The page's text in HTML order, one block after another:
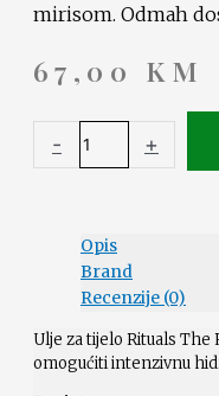
mirisom. Odmah
67,00 KM
- +
Opis
Brand
Recenzije (0)
Ulje za tijelo Rituals The
omogućiti intenzivnu